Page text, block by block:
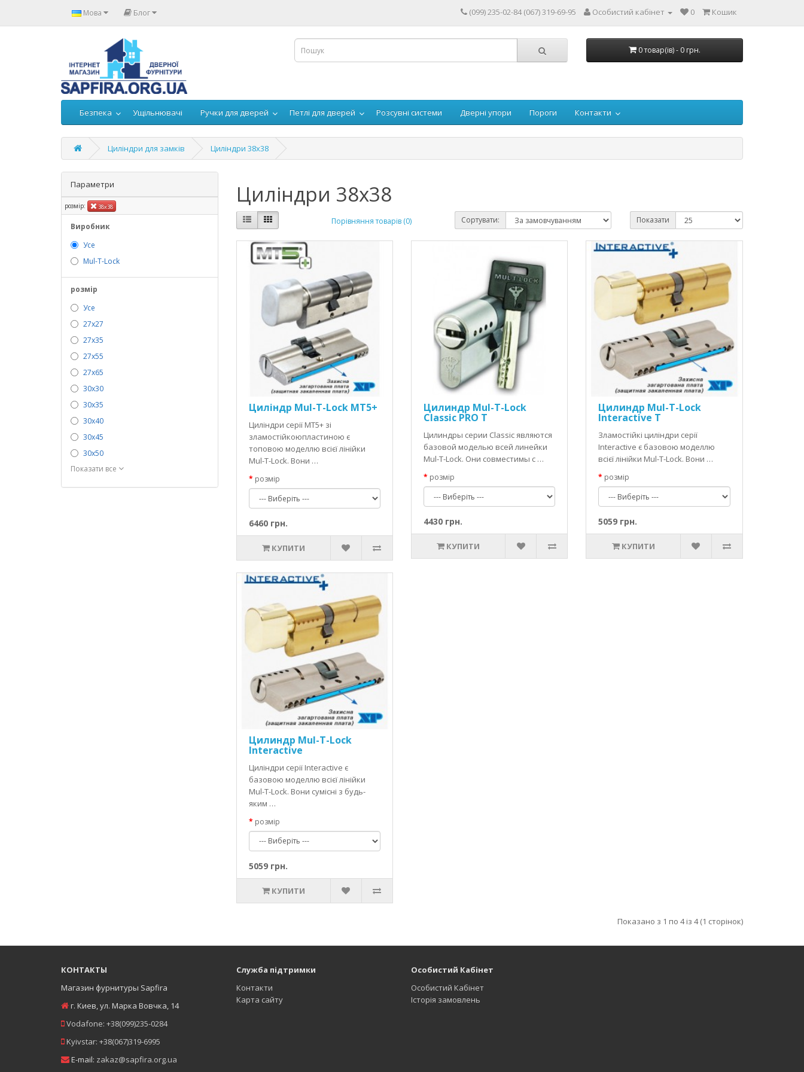
Мова Блог (099) 235-02-84 (067) 319-69-95 Особистий кабінет 0 Кошик
0 товар(ів) - 0 грн.
Безпека Ущільнювачі Ручки для дверей Петлі для дверей Розсувні системи Дверні упори Пороги Контакти
Циліндри для замків Циліндри 38х38
Параметри
розмір: 38х38
Виробник
Усе
Mul-T-Lock
розмір
Усе
27х27
27х35
27х55
27х65
30х30
30х35
30х40
30х45
30х50
Показати все
Циліндри 38х38
Порівняння товарів (0) Сортувати: Показати
Циліндр Mul-T-Lock MT5+
Циліндри серії MT5+ зі
зламостійкоюпластиною є
топовою моделлю всієї лінійки
Mul-T-Lock. Вони …
розмір
6460 грн.
КУПИТИ
Цилиндр Mul-T-Lock
Classic PRO T
Цилиндры серии Classic являются
базовой моделью всей линейки
Mul-T-Lock. Они совместимы с …
розмір
4430 грн.
КУПИТИ
Цилиндр Mul-T-Lock
Interactive T
Зламостійкі циліндри серії
Interaсtive є базовою моделлю
всієї лінійки Mul-T-Lock. Вони …
розмір
5059 грн.
КУПИТИ
Цилиндр Mul-T-Lock
Interaсtive
Циліндри серії Interactive є
базовою моделлю всієї лінійки
Mul-T-Lock. Вони сумісні з будь-
яким …
розмір
5059 грн.
КУПИТИ
Показано з 1 по 4 із 4 (1 сторінок)
КОНТАКТЫ
Магазин фурнитуры Sapfira
г. Киев ул. Марка Вовчка, 14
Vodafone: +38(099)235-0284
Kyivstar: +38(067)319-6995
E-mail: zakaz@sapfira.org.ua
Служба підтримки
Контакти
Карта сайту
Особистий Кабінет
Особистий Кабінет
Історія замовлень